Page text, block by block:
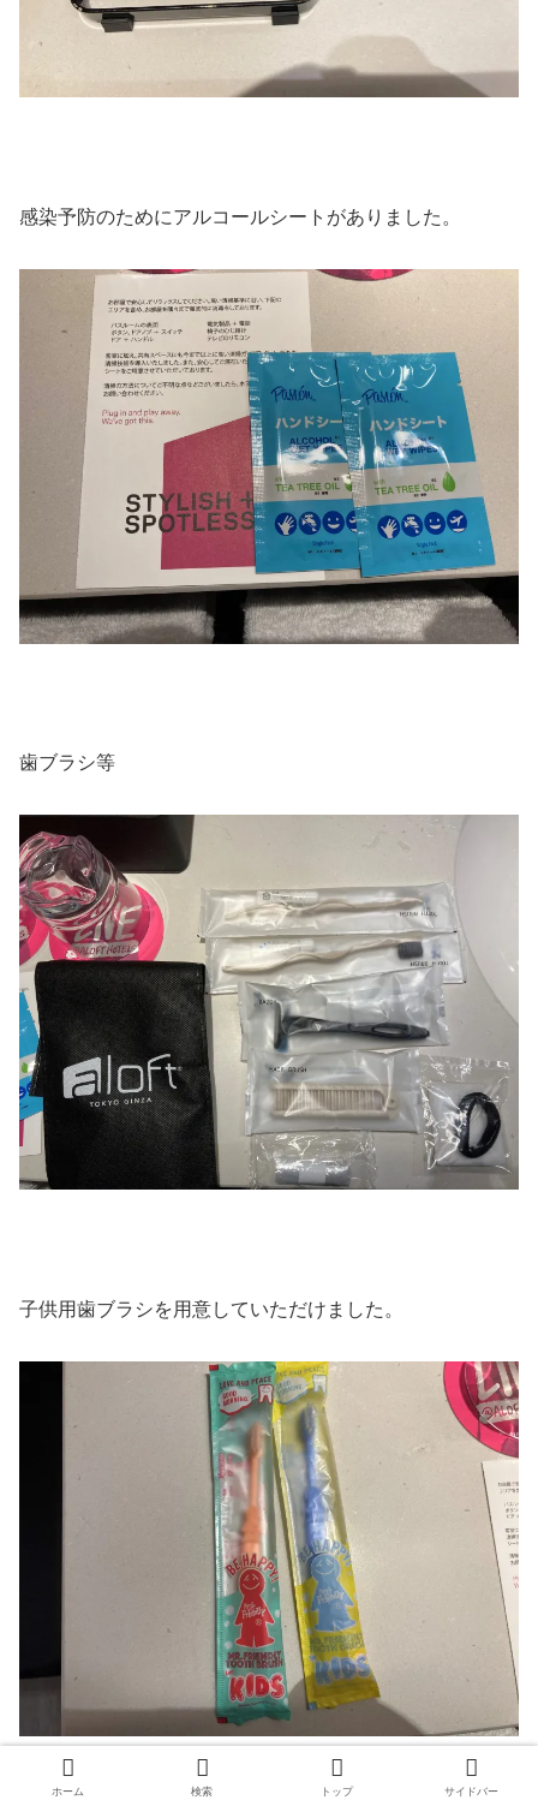
感染予防のためにアルコールシートがありました。
歯ブラシ等
子供用歯ブラシを用意していただけました。
ホーム 検索 トップ サイドバー